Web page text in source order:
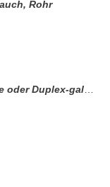
Rohr
zu erhalten, addieren Sie zur maximalen Kontaktpunktabmessung .51 [.020] hinzu (ohne Pfostenführung in der Anfasung).